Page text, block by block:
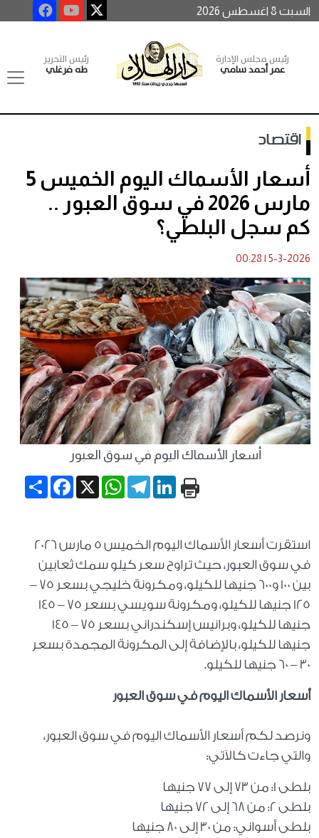
السبت 8 اغسطس 2026
رئيس مجلس الإدارة
عمر أحمد سامي
رئيس التحرير
طه فرغلي
اقتصاد
أسعار الأسماك اليوم الخميس 5
مارس 2026 في سوق العبور ..
كم سجل البلطي؟
5-3-2026
|
00:28
أسعار الأسماك اليوم في سوق العبور
Share
Facebook X
WhatsApp
TelegramLinkedIn
استقرت أسعار الأسماك اليوم الخميس 5 مارس 2026
في سوق العبور، حيث تراوح سعر كيلو سمك ثعابين
بين 100 و600 جنيها للكيلو، ومكرونة خليجي بسعر 75 –
125 جنيها للكيلو، ومكرونة سويسي بسعر 75 – 145
جنيها للكيلو، وبرانيس إسكندراني بسعر 75 – 145
جنيها للكيلو، بالإضافة إلى المكرونة المجمدة بسعر
30 – 60 جنيها للكيلو.
أسعار الأسماك اليوم في سوق العبور
ونرصد لكم أسعار الأسماك اليوم في سوق العبور،
والتي جاءت كالآتي:
بلطى 1: من 73 إلى 77 جنيها
بلطى 2: من 68 إلى 72 جنيها
بلطى أسواني: من 30 إلى 80 جنيها